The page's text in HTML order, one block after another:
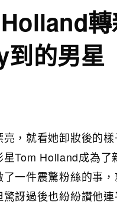
的男星
，就看她卸妝後的
Tom Holland成為
一件震驚粉絲的事
訝過後也紛紛讚他